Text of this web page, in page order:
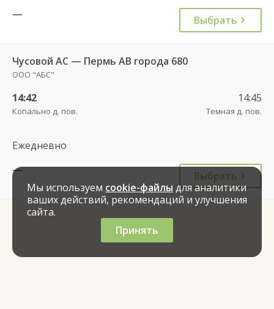
—
Выбрать
Чусовой АС — Пермь АВ города 680
ООО "АБС"
14:42
Копально д. пов.
14:45
Темная д. пов.
Ежедневно
—
Выбрать
Мы используем cookie-файлы для аналитики
ваших действий, рекомендаций и улучшения
сайта.
Принять